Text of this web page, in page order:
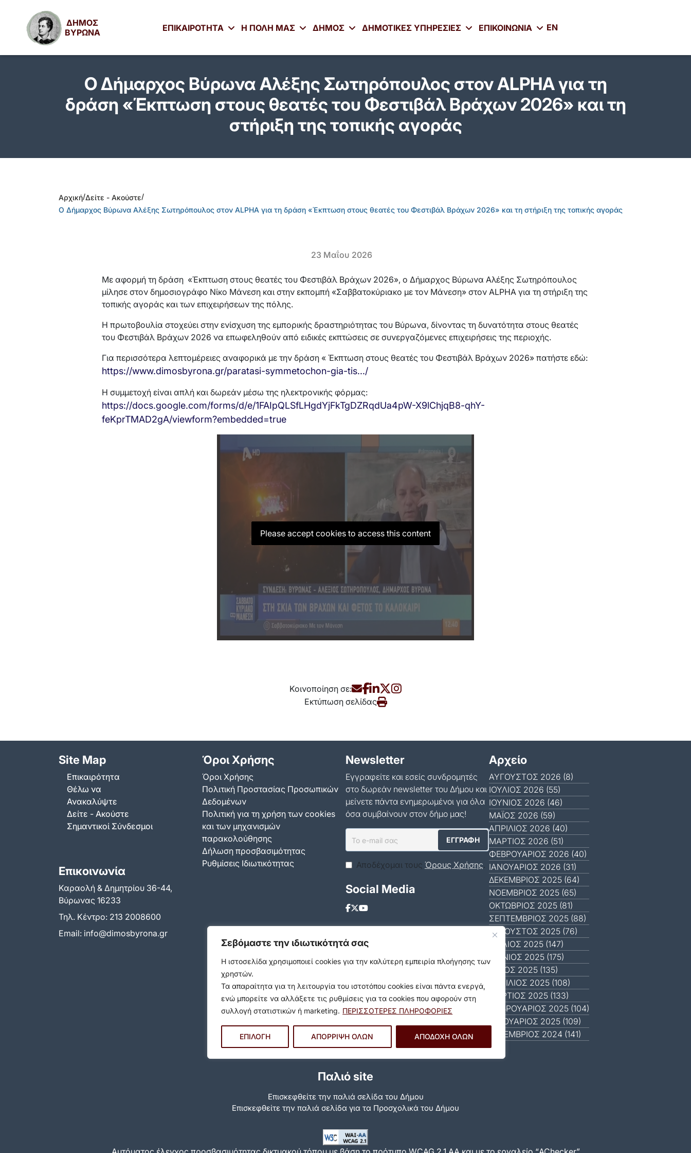
Σεβόμαστε την ιδιωτικότητά σας
Η ιστοσελίδα χρησιμοποιεί cookies για την καλύτερη εμπειρία πλοήγησης των
χρηστών.
Τα απαραίτητα για τη λειτουργία του ιστοτόπου cookies είναι πάντα ενεργά,
ενώ μπορείτε να αλλάξετε τις ρυθμίσεις για τα cookies που αφορούν στη
συλλογή στατιστικών ή marketing. ΠΕΡΙΣΣΟΤΕΡΕΣ ΠΛΗΡΟΦΟΡΙΕΣ
ΕΠΙΛΟΓΗ ΑΠΟΡΡΙΨΗ ΟΛΩΝ ΑΠΟΔΟΧΗ ΟΛΩΝ
ΔΗΜΟΣ
ΒΥΡΩΝΑ
ΕΠΙΚΑΙΡΟΤΗΤΑ Η ΠΟΛΗ ΜΑΣ ΔΗΜΟΣ ΔΗΜΟΤΙΚΕΣ ΥΠΗΡΕΣΙΕΣ ΕΠΙΚΟΙΝΩΝΙΑ EN
Ο Δήμαρχος Βύρωνα Αλέξης Σωτηρόπουλος στον ALPHA για τη
δράση «Έκπτωση στους θεατές του Φεστιβάλ Βράχων 2026» και τη
στήριξη της τοπικής αγοράς
Αρχική/Δείτε - Ακούστε/
Ο Δήμαρχος Βύρωνα Αλέξης Σωτηρόπουλος στον ALPHA για τη δράση «Έκπτωση στους θεατές του Φεστιβάλ Βράχων 2026» και τη στήριξη της τοπικής αγοράς
23 Μαΐου 2026
Με αφορμή τη δράση «Έκπτωση στους θεατές του Φεστιβάλ Βράχων 2026», ο Δήμαρχος Βύρωνα Αλέξης Σωτηρόπουλος
μίλησε στον δημοσιογράφο Νίκο Μάνεση και στην εκπομπή «Σαββατοκύριακο με τον Μάνεση» στον ALPHA για τη στήριξη της
τοπικής αγοράς και των επιχειρήσεων της πόλης.
Η πρωτοβουλία στοχεύει στην ενίσχυση της εμπορικής δραστηριότητας του Βύρωνα, δίνοντας τη δυνατότητα στους θεατές
του Φεστιβάλ Βράχων 2026 να επωφεληθούν από ειδικές εκπτώσεις σε συνεργαζόμενες επιχειρήσεις της περιοχής.
Για περισσότερα λεπτομέρειες αναφορικά με την δράση « Έκπτωση στους θεατές του Φεστιβάλ Βράχων 2026» πατήστε εδώ:
https://www.dimosbyrona.gr/paratasi-symmetochon-gia-tis.../
Η συμμετοχή είναι απλή και δωρεάν μέσω της ηλεκτρονικής φόρμας:
https://docs.google.com/forms/d/e/1FAIpQLSfLHgdYjFkTgDZRqdUa4pW-X9lChjqB8-qhY-
feKprTMAD2gA/viewform?embedded=true
Please accept cookies to access this content
Κοινοποίηση σε:
Εκτύπωση σελίδας
Site Map
Επικαιρότητα
Θέλω να
Ανακαλύψτε
Δείτε - Ακούστε
Σημαντικοί Σύνδεσμοι
Επικοινωνία
Καραολή & Δημητρίου 36-44,
Βύρωνας 16233
Τηλ. Κέντρο: 213 2008600
Email: info@dimosbyrona.gr
Όροι Χρήσης
Όροι Χρήσης
Πολιτική Προστασίας Προσωπικών
Δεδομένων
Πολιτική για τη χρήση των cookies
και των μηχανισμών
παρακολούθησης
Δήλωση προσβασιμότητας
Ρυθμίσεις Ιδιωτικότητας
Newsletter
Εγγραφείτε και εσείς συνδρομητές
στο δωρεάν newsletter του Δήμου και
μείνετε πάντα ενημερωμένοι για όλα
όσα συμβαίνουν στον δήμο μας!
Αποδέχομαι τους Όρους Χρήσης.
Social Media
Αρχείο
ΑΎΓΟΥΣΤΟΣ 2026 (8)
ΙΟΎΛΙΟΣ 2026 (55)
ΙΟΎΝΙΟΣ 2026 (46)
ΜΆΙΟΣ 2026 (59)
ΑΠΡΊΛΙΟΣ 2026 (40)
ΜΆΡΤΙΟΣ 2026 (51)
ΦΕΒΡΟΥΆΡΙΟΣ 2026 (40)
ΙΑΝΟΥΆΡΙΟΣ 2026 (31)
ΔΕΚΈΜΒΡΙΟΣ 2025 (64)
ΝΟΈΜΒΡΙΟΣ 2025 (65)
ΟΚΤΏΒΡΙΟΣ 2025 (81)
ΣΕΠΤΈΜΒΡΙΟΣ 2025 (88)
ΑΎΓΟΥΣΤΟΣ 2025 (76)
ΙΟΎΛΙΟΣ 2025 (147)
ΙΟΎΝΙΟΣ 2025 (175)
ΜΆΙΟΣ 2025 (135)
ΑΠΡΊΛΙΟΣ 2025 (108)
ΜΆΡΤΙΟΣ 2025 (133)
ΦΕΒΡΟΥΆΡΙΟΣ 2025 (104)
ΙΑΝΟΥΆΡΙΟΣ 2025 (109)
ΔΕΚΈΜΒΡΙΟΣ 2024 (141)
Παλιό site
Επισκεφθείτε την παλιά σελίδα του Δήμου
Eπισκεφθείτε την παλιά σελίδα για τα Προσχολικά του Δήμου